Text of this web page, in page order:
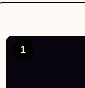
1